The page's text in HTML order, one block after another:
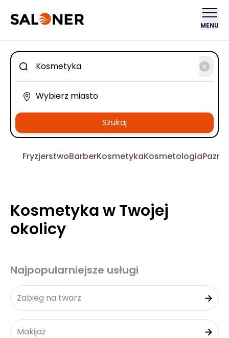
MENU
Szukaj
FryzjerstwoBarberKosmetykaKosmetologia
Kosmetyka w Twojej
okolicy
Najpopularniejsze usługi
Zabieg na twarz
Makijaż